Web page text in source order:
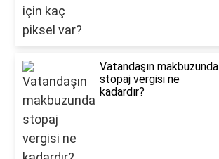
Vatandaşın makbuzunda
stopaj vergisi ne
kadardır?